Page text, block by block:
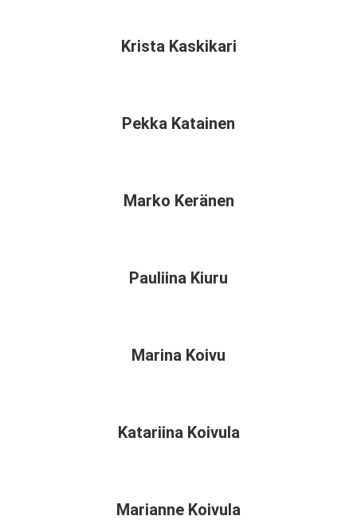
Krista Kaskikari
Pekka Katainen
Marko Keränen
Pauliina Kiuru
Marina Koivu
Katariina Koivula
Marianne Koivula